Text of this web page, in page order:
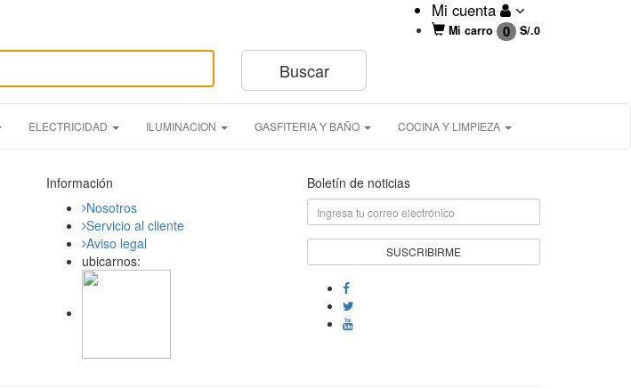
Mi cuenta
Mi carro 0 S/.0
ELECTRICIDAD ILUMINACION GASFITERIA Y BAÑO COCINA Y LIMPIEZA
Información
Nosotros
Servicio al cliente
Aviso legal
ubicarnos:
Boletín de noticias